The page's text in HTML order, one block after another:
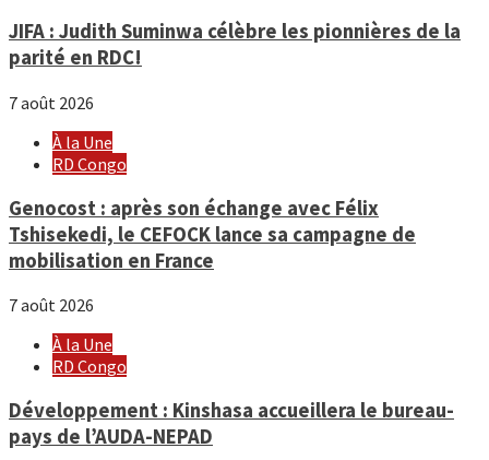
JIFA : Judith Suminwa célèbre les pionnières de la
parité en RDC!
7 août 2026
À la Une
RD Congo
Genocost : après son échange avec Félix
Tshisekedi, le CEFOCK lance sa campagne de
mobilisation en France
7 août 2026
À la Une
RD Congo
Développement : Kinshasa accueillera le bureau-
pays de l’AUDA-NEPAD